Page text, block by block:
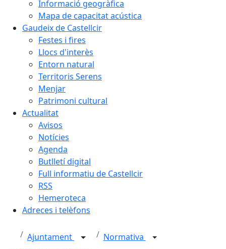
Informació geogràfica
Mapa de capacitat acústica
Gaudeix de Castellcir
Festes i fires
Llocs d'interès
Entorn natural
Territoris Serens
Menjar
Patrimoni cultural
Actualitat
Avisos
Notícies
Agenda
Butlletí digital
Full informatiu de Castellcir
RSS
Hemeroteca
Adreces i telèfons
Ajuntament
Normativa